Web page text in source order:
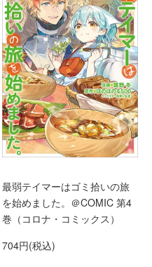
最弱テイマーはゴミ拾いの旅
を始めました。＠COMIC 第4
巻（コロナ・コミックス）
704円(税込)